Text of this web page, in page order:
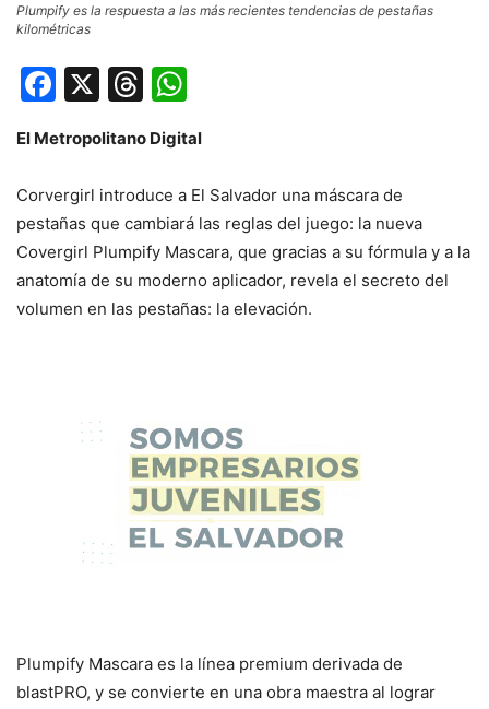
Plumpify es la respuesta a las más recientes tendencias de pestañas
kilométricas
Facebook
X Threads
El Metropolitano Digital
Corvergirl introduce a El Salvador una máscara de
pestañas que cambiará las reglas del juego: la nueva
Covergirl Plumpify Mascara, que gracias a su fórmula y a la
anatomía de su moderno aplicador, revela el secreto del
volumen en las pestañas: la elevación.
Plumpify Mascara es la línea premium derivada de
blastPRO, y se convierte en una obra maestra al lograr